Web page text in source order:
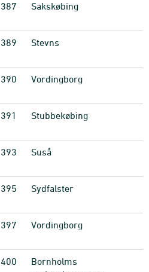
387 Sakskøbing
389 Stevns
390 Vordingborg
391 Stubbekøbing
393 Suså
395 Sydfalster
397 Vordingborg
400
Bornholms